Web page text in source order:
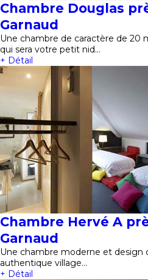
Chambre Douglas
Garnaud
Une chambre de caractère de 20
qui sera votre petit nid…
+ Détail
Chambre Hervé A
Garnaud
Une chambre moderne et design
authentique village…
+ Détail